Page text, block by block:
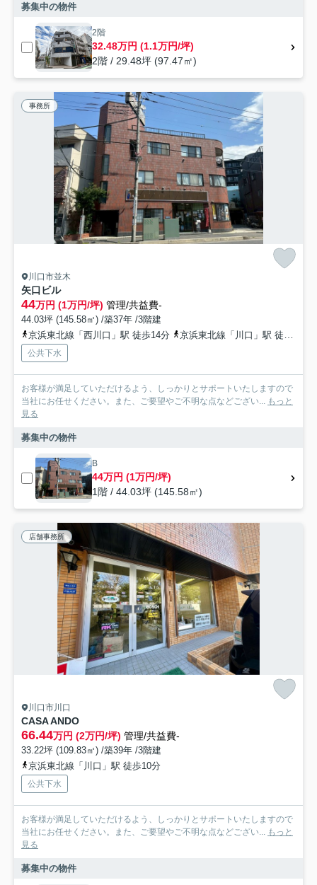
募集中の物件
2階
32.48万円 (1.1万円/坪)
2階 / 29.48坪 (97.47㎡)
事務所
川口市並木
矢口ビル
44万円 (1万円/坪) 管理/共益費-
44.03坪 (145.58㎡) /築37年 /3階建
京浜東北線「西川口」駅 徒歩14分
京浜東北線「川口」駅 徒歩14分
公共下水
お客様が満足していただけるよう、しっかりとサポートいたしますので
当社にお任せください。また、ご要望やご不明な点などござい... もっと
見る
募集中の物件
B
44万円 (1万円/坪)
1階 / 44.03坪 (145.58㎡)
店舗事務所
川口市川口
CASA ANDO
66.44万円 (2万円/坪) 管理/共益費-
33.22坪 (109.83㎡) /築39年 /3階建
京浜東北線「川口」駅 徒歩10分
公共下水
お客様が満足していただけるよう、しっかりとサポートいたしますので
当社にお任せください。また、ご要望やご不明な点などござい... もっと
見る
募集中の物件